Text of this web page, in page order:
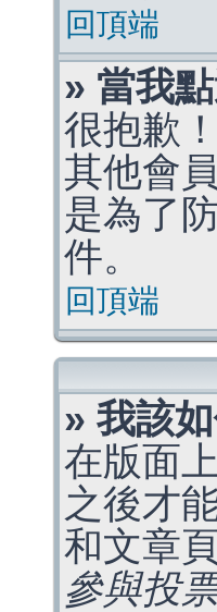
回頂端
» 當我
很抱歉
其他會
是為了
件。
回頂端
» 我該
在版面
之後才
和文章
參與投